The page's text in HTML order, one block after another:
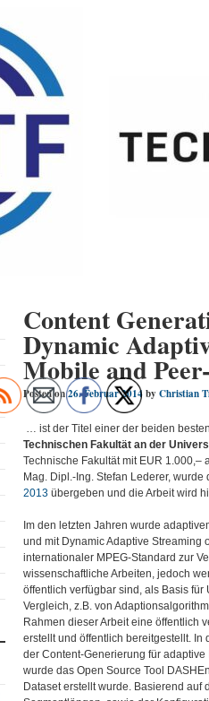
Content
Dynamic
Mobile and
Posted on26. Februar 2014by Christian
… ist der Titel einer der beiden
Technischen Fakultät an der
Technische Fakultät mit EUR 1.000,–
Mag. Dipl.-Ing. Stefan Lederer,
2013 übergeben und die Arbeit wird
Im den letzten Jahren wurde
und mit Dynamic Adaptive Streaming
internationaler MPEG-Standard zur
wissenschaftliche Arbeiten, jedoch
öffentlich verfügbar sind, als Basis
Vergleich, z.B. von
Rahmen dieser Arbeit eine öffentlich
erstellt und öffentlich bereitgestellt.
der Content-Generierung für
wurde das Open Source Tool
Dataset erstellt wurde. Basierend auf